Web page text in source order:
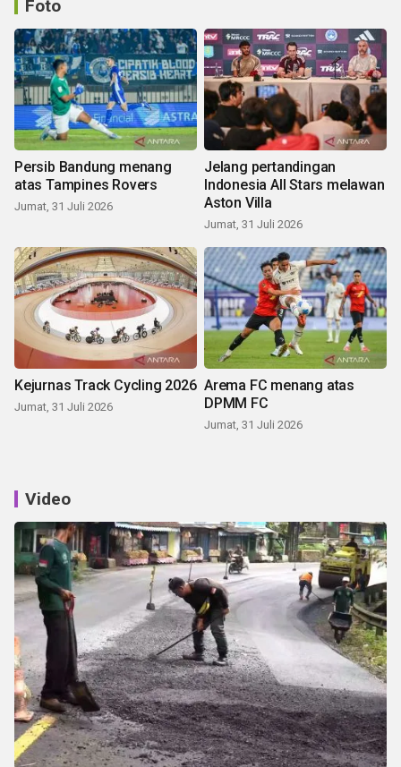
Foto
Persib Bandung menang
atas Tampines Rovers
Jumat, 31 Juli 2026
Jelang pertandingan
Indonesia All Stars melawan
Aston Villa
Jumat, 31 Juli 2026
Kejurnas Track Cycling 2026
Jumat, 31 Juli 2026
Arema FC menang atas
DPMM FC
Jumat, 31 Juli 2026
Video